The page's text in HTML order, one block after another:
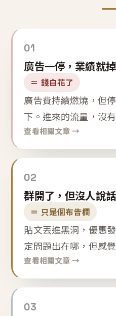
01
廣告一停，業績就掉
＝ 錢白花了
廣告費持續燃燒，但
下。進來的流量，沒
查看相關文章 →
02
群開了，但沒人說話
＝ 只是個布告欄
貼文丟進黑洞，優惠
定問題出在哪，但感
查看相關文章 →
03